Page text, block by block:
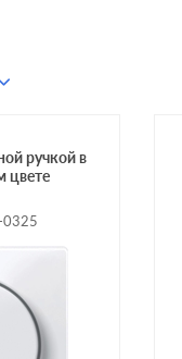
ручкой в
цвете
0325